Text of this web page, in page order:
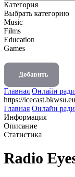
Категория
Выбрать категорию
Music
Films
Education
Games
Добавить
Главная Онлайн
https://
Главная Онлайн
Информация
Описание
Статистика
Radio